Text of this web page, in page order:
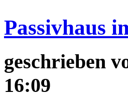
Passivhaus
geschrieben
16:09